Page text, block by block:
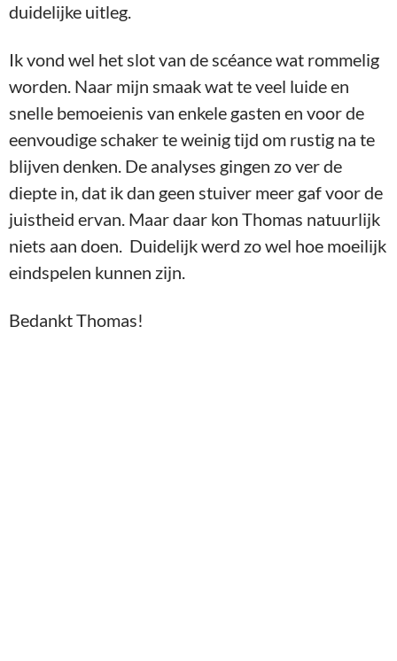
duidelijke uitleg.
Ik vond wel het slot van de scéance wat rommelig
worden. Naar mijn smaak wat te veel luide en
snelle bemoeienis van enkele gasten en voor de
eenvoudige schaker te weinig tijd om rustig na te
blijven denken. De analyses gingen zo ver de
diepte in, dat ik dan geen stuiver meer gaf voor de
juistheid ervan. Maar daar kon Thomas natuurlijk
niets aan doen. Duidelijk werd zo wel hoe moeilijk
eindspelen kunnen zijn.
Bedankt Thomas!